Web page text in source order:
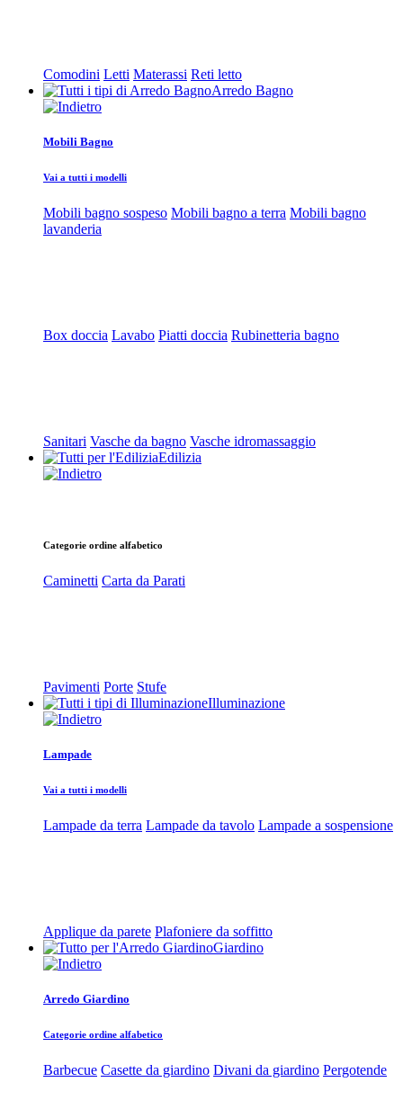
Comodini Letti Materassi Reti letto
Arredo Bagno
Mobili Bagno
Vai a tutti i modelli
Mobili bagno sospeso Mobili bagno a terra Mobili bagno
lavanderia
Box doccia Lavabo Piatti doccia Rubinetteria bagno
Sanitari Vasche da bagno Vasche idromassaggio
Edilizia
Categorie ordine alfabetico
Caminetti Carta da Parati
Pavimenti Porte Stufe
Illuminazione
Lampade
Vai a tutti i modelli
Lampade da terra Lampade da tavolo Lampade a sospensione
Applique da parete Plafoniere da soffitto
Giardino
Arredo Giardino
Categorie ordine alfabetico
Barbecue Casette da giardino Divani da giardino Pergotende